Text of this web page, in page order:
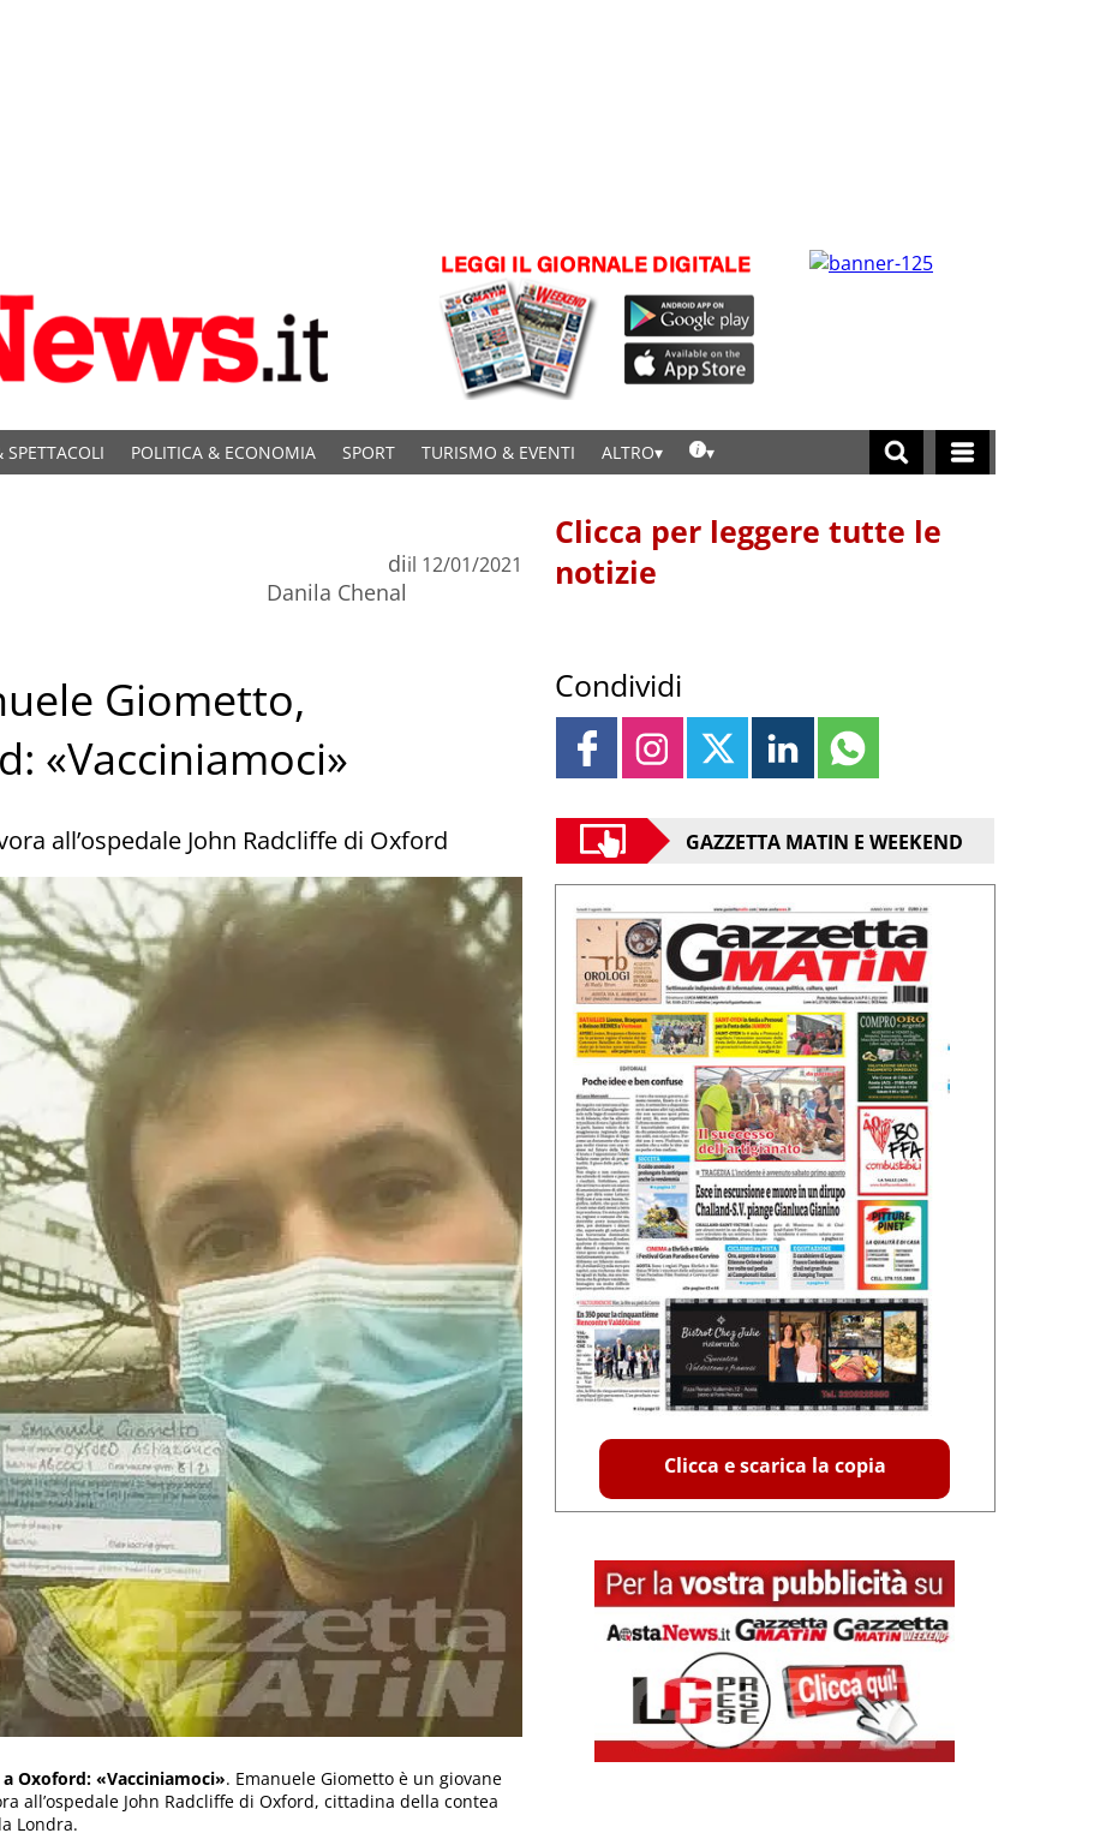
SPETTACOLI POLITICA & ECONOMIA SPORT TURISMO & EVENTI ALTRO
di
Danila Chenal
il 12/01/2021
Giometto,
«Vacciniamoci»
all’ospedale John Radcliffe di Oxford
Oxoford: «Vacciniamoci». Emanuele Giometto è un giovane
all’ospedale John Radcliffe di Oxford, cittadina della contea
Londra.
Clicca per leggere tutte le
notizie
Condividi
GAZZETTA MATIN E WEEKEND
Clicca e scarica la copia